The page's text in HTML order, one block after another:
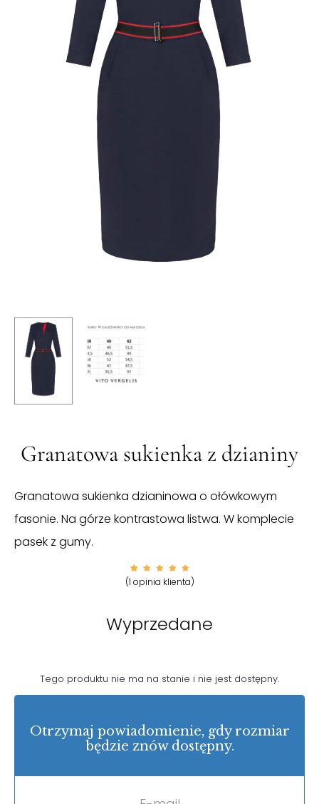
Granatowa sukienka z dzianiny
Granatowa sukienka dzianinowa o ołówkowym
fasonie. Na górze kontrastowa listwa. W komplecie
pasek z gumy.
Ocenion
y 5.00
klienta
(1 opinia klienta)
Wyprzedane
Tego produktu nie ma na stanie i nie jest dostępny.
Otrzymaj powiadomienie, gdy rozmiar
będzie znów dostępny.